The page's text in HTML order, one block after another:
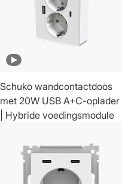
Schuko wandcontactdoos
met 20W USB A+C-oplader
| Hybride voedingsmodule